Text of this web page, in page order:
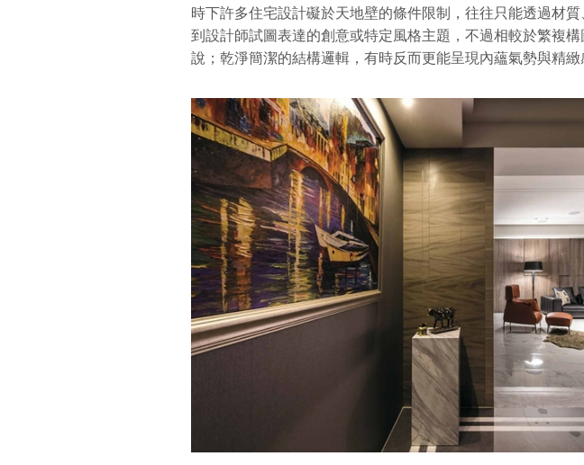
時下許多住宅設計礙於天地壁的條件限制，往往只能透過材
到設計師試圖表達的創意或特定風格主題，不過相較於繁複
說；乾淨簡潔的結構邏輯，有時反而更能呈現內蘊氣勢與精緻